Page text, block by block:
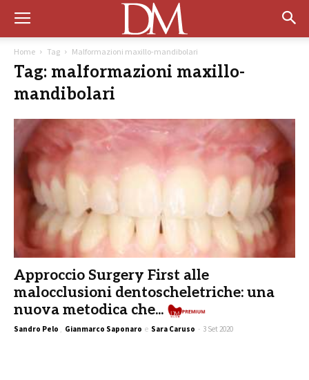
Home Tag Malformazioni maxillo-mandibolari
Tag: malformazioni maxillo-
mandibolari
Approccio Surgery First alle
malocclusioni dentoscheletriche: una
nuova metodica che...
Sandro Pelo , Gianmarco Saponaro e Sara Caruso - 3 Set 2020